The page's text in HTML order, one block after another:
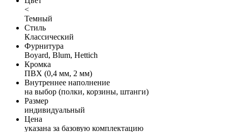
<
Темный
Стиль
Классический
Фурнитура
Boyard, Blum, Hettich
Кромка
ПВХ (0,4 мм, 2 мм)
Внутреннее наполнение
на выбор (полки, корзины, штанги)
Размер
индивидуальный
Цена
указана за базовую комплектацию